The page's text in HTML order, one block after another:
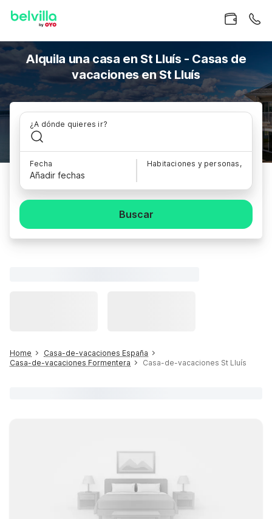
Alquila una casa en St Lluís - Casas de
vacaciones en St Lluís
¿A dónde quieres ir?
Fecha
Añadir fechas
Habitaciones y personas,
Buscar
Home
Casa-de-vacaciones España
Casa-de-vacaciones Formentera
Casa-de-vacaciones St Lluís